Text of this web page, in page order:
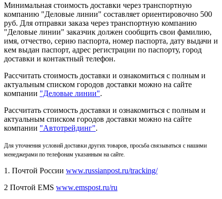
Минимальная стоимость доставки через транспортную
компанию "Деловые линии" составляет ориентировочно 500
руб. Для отправки заказа через транспортную компанию
"Деловые линии" заказчик должен сообщить свои фамилию,
имя, отчество, серию паспорта, номер паспорта, дату выдачи и
кем выдан паспорт, адрес регистрации по паспорту, город
доставки и контактный телефон.
Рассчитать стоимость доставки и ознакомиться с полным и
актуальным списком городов доставки можно на сайте
компании "Деловые линии".
Рассчитать стоимость доставки и ознакомиться с полным и
актуальным списком городов доставки можно на сайте
компании "Автотрейдинг".
Для уточнения условий доставки других товаров, просьба связываться с нашими
менеджерами по телефонам указанным на сайте.
1. Почтой России www.russianpost.ru/tracking/
2 Почтой EMS www.emspost.ru/ru